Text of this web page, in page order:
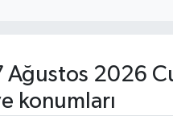
Ağustos 2026
konumları